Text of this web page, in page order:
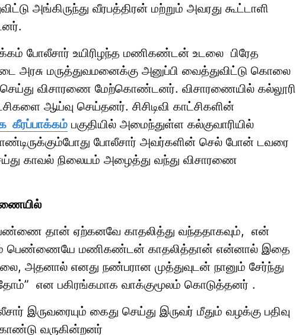
அங்கிருந்து வீரபத்திரன் மற்றும் அவரது கூட்டாளி
போலீசார் உயிரிழந்த மணிகண்டன் உடலை பிரேத
அரசு மருத்துவமனைக்கு அனுப்பி வைத்துவிட்டு கொலை
செய்து விசாரணை மேற்கொண்டனர். விசாரணையில் கல்லூரி
ஆய்வு செய்தனர். சிசிடிவி காட்சிகளின்
கீரப்பாக்கம் பகுதியில் அமைந்துள்ள கல்குவாரியில்
போலீசார் அவர்களின் செல் போன் டவரை
காவல் நிலையம் அழைத்து வந்து விசாரணை
பெண்ணை தான் ஏற்கனவே காதலித்து வந்ததாகவும், என்
பெண்ணையே மணிகண்டன் காதலித்தான் என்னால் இதை
அதனால் எனது நண்பரான முத்துவுடன் நானும் சேர்ந்து
என பகிரங்கமாக வாக்குமூலம் கொடுத்தனர் .
இருவரையும் கைது செய்து இருவர் மீதும் வழக்கு பதிவு
வருகின்றனர்